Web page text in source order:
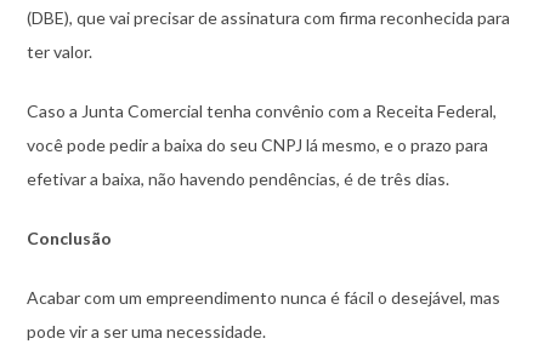
(DBE), que vai precisar de assinatura com firma reconhecida para
ter valor.
Caso a Junta Comercial tenha convênio com a Receita Federal,
você pode pedir a baixa do seu CNPJ lá mesmo, e o prazo para
efetivar a baixa, não havendo pendências, é de três dias.
Conclusão
Acabar com um empreendimento nunca é fácil o desejável, mas
pode vir a ser uma necessidade.